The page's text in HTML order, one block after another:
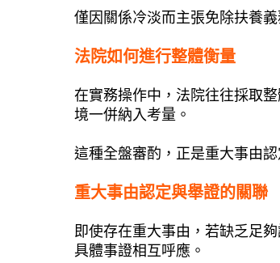
僅因關係冷淡而主張免除扶養
法院如何進行整體衡量
在實務操作中，法院往往採取
境一併納入考量。
這種全盤審酌，正是重大事由
重大事由認定與舉證的關聯
即使存在重大事由，若缺乏足
具體事證相互呼應。